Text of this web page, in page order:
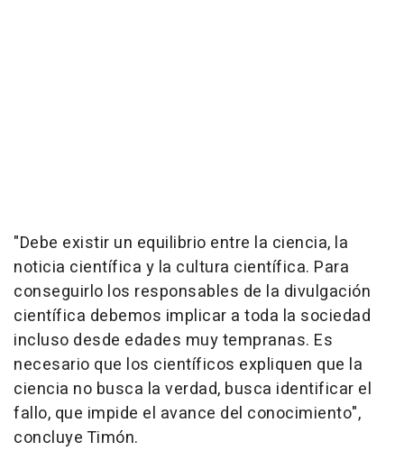
"Debe existir un equilibrio entre la ciencia, la
noticia científica y la cultura científica. Para
conseguirlo los responsables de la divulgación
científica debemos implicar a toda la sociedad
incluso desde edades muy tempranas. Es
necesario que los científicos expliquen que la
ciencia no busca la verdad, busca identificar el
fallo, que impide el avance del conocimiento",
concluye Timón.